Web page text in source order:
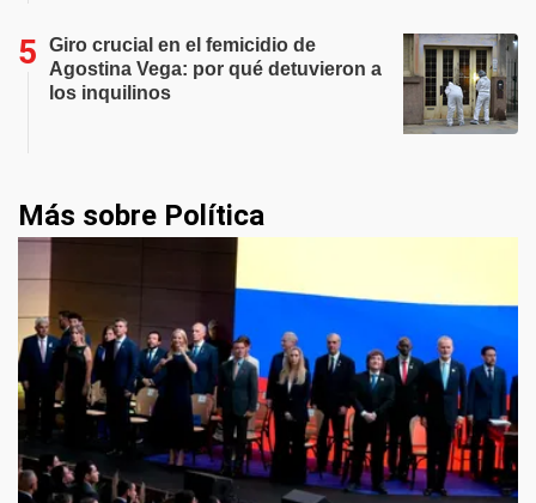
Giro crucial en el femicidio de
Agostina Vega: por qué detuvieron a
los inquilinos
Más sobre Política